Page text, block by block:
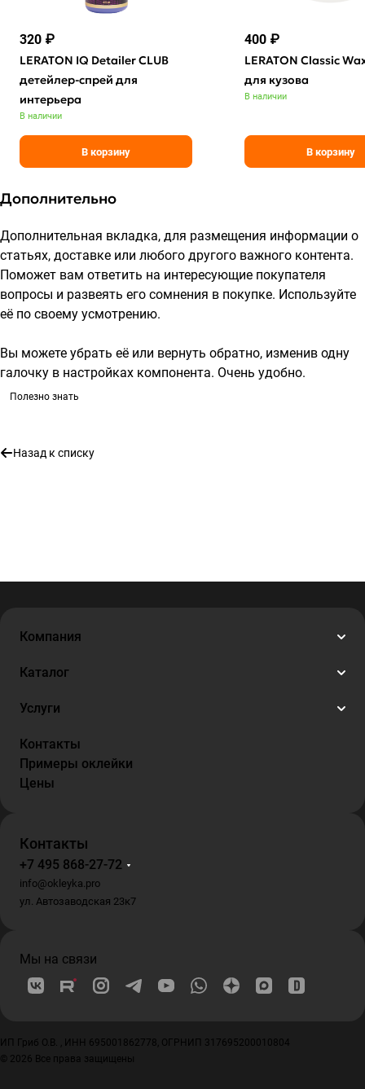
320 ₽
LERATON IQ Detailer CLUB
детейлер-спрей для
интерьера
В наличии
В корзину
400 ₽
LERATON Classic
для кузова
В наличии
В корзину
Дополнительно
Дополнительная вкладка, для размещения информации о
статьях, доставке или любого другого важного контента.
Поможет вам ответить на интересующие покупателя
вопросы и развеять его сомнения в покупке. Используйте
её по своему усмотрению.
Вы можете убрать её или вернуть обратно, изменив одну
галочку в настройках компонента. Очень удобно.
Полезно знать
Назад к списку
Компания
Каталог
Услуги
Контакты
Примеры оклейки
Цены
Контакты
+7 495 868-27-72
info@okleyka.pro
ул. Автозаводская 23к7
Мы на связи
ИП Гриб О.В. , ИНН 695001862778, ОГРНИП 317695200010804
© 2026 Все права защищены